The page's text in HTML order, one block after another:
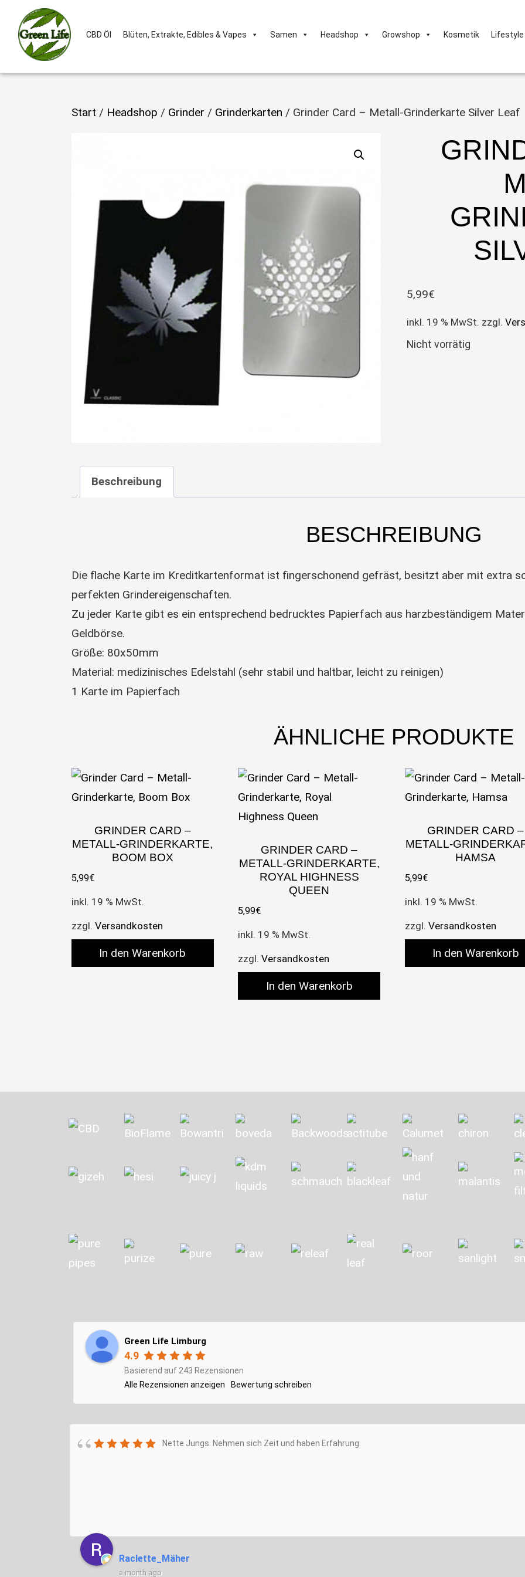
CBD Öl Blüten, Extrakte, Edibles & Vapes Samen Headshop Growshop Kosmetik Lifestyle
Start / Headshop / Grinder / Grinderkarten / Grinder Card – Metall-Grinderkarte Silver Leaf
5,99€
inkl. 19 % MwSt. zzgl.
Nicht vorrätig
Beschreibung
BESCHREIBUNG
Die flache Karte im Kreditkartenformat ist fingerschonend gefräst, besitzt aber mit extra
perfekten Grindereigenschaften.
Zu jeder Karte gibt es ein entsprechend bedrucktes Papierfach aus harzbeständigem
Geldbörse.
Größe: 80x50mm
Material: medizinisches Edelstahl (sehr stabil und haltbar, leicht zu reinigen)
1 Karte im Papierfach
ÄHNLICHE PRODUKTE
GRINDER CARD –
METALL-GRINDERKARTE,
BOOM BOX
5,99€
inkl. 19 % MwSt.
zzgl. Versandkosten
In den Warenkorb
GRINDER CARD –
METALL-GRINDERKARTE,
ROYAL HIGHNESS
QUEEN
5,99€
inkl. 19 % MwSt.
zzgl.Versandkosten
In den Warenkorb
GRINDER CARD –
METALL-
HAMSA
5,99€
inkl. 19 % MwSt.
zzgl. Versandkosten
In den Warenkorb
Green Life Limburg
4.9
Basierend auf 243 Rezensionen
Alle Rezensionen anzeigen
Bewertung schreiben
Nette Jungs. Nehmen sich Zeit und haben Erfahrung.
Raclette_Mäher
a month ago